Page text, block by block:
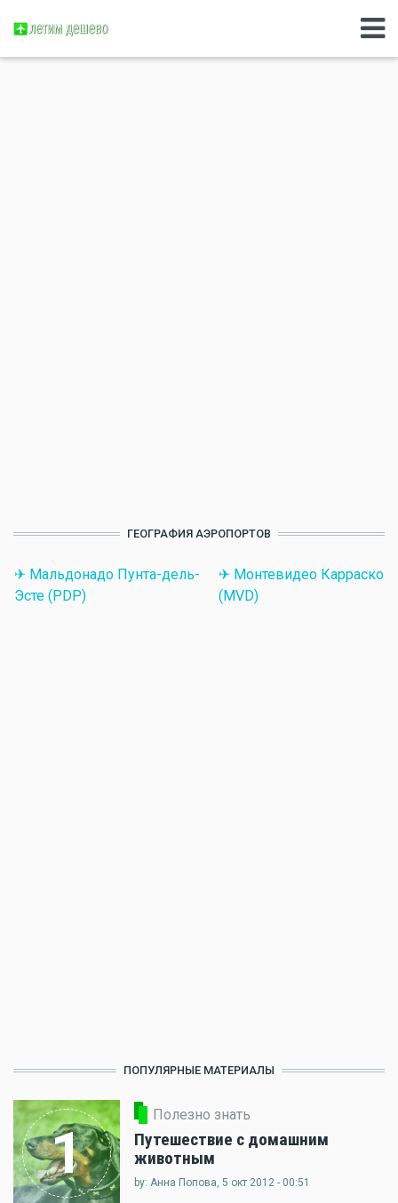
ГЕОГРАФИЯ АЭРОПОРТОВ
✈ Мальдонадо Пунта-дель-
Эсте (PDP)
✈ Монтевидео Карраско
(MVD)
ПОПУЛЯРНЫЕ МАТЕРИАЛЫ
1
Полезно знать
Путешествие с домашним
животным
by: Анна Попова, 5 окт 2012 - 00:51